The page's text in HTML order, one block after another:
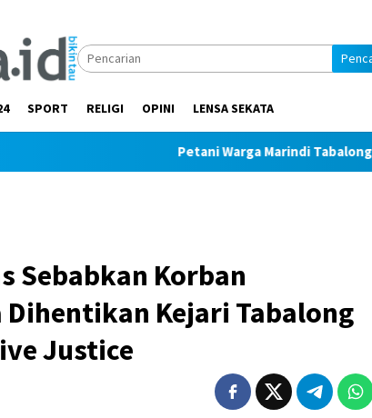
SPORT RELIGI OPINI LENSA SEKATA
Petani Warga Marindi Tabalong Ditemukan
Sebabkan Korban
Dihentikan Kejari Tabalong
Justice